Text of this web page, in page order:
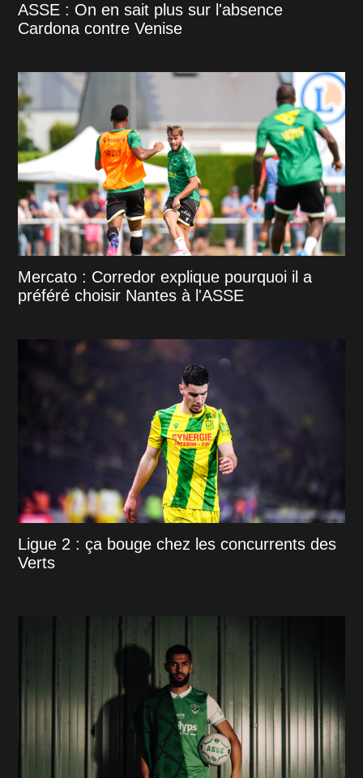
ASSE : On en sait plus sur l'absence
Cardona contre Venise
Mercato : Corredor explique pourquoi il a
préféré choisir Nantes à l'ASSE
Ligue 2 : ça bouge chez les concurrents des
Verts